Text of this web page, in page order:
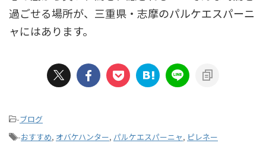
過ごせる場所が、三重県・志摩のパルケエスパーニ
ャにはあります。
-ブログ
-おすすめ, オバケハンター, パルケエスパーニャ, ピレネー